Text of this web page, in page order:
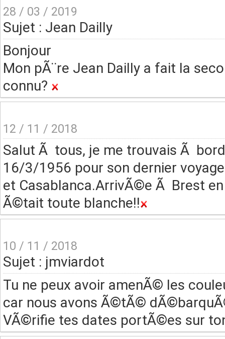
28 / 03 / 2019
Sujet : Jean Dailly
Bonjour
Mon pÃ¨re Jean Dailly a fait la
connu?
12 / 11 / 2018
Salut Ã tous, je me trouvais Ã
16/3/1956 pour son dernier
et Casablanca.ArrivÃ©e Ã Brest
Ã©tait toute blanche!!
10 / 11 / 2018
Sujet : jmviardot
Tu ne peux avoir amenÃ© les
car nous avons Ã©tÃ©
VÃ©rifie tes dates portÃ©es sur